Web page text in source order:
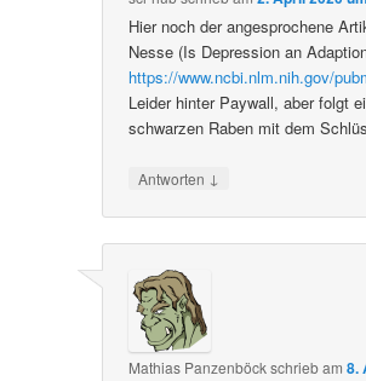
Hier noch der angesprochene
Nesse (Is Depression an
https://www.ncbi.nlm.nih.gov/
Leider hinter Paywall, aber folgt
schwarzen Raben mit dem
Antworten ↓
Mathias Panzenböckschriebam8.